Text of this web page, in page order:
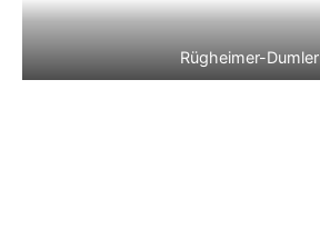
Rügheimer-Dumler